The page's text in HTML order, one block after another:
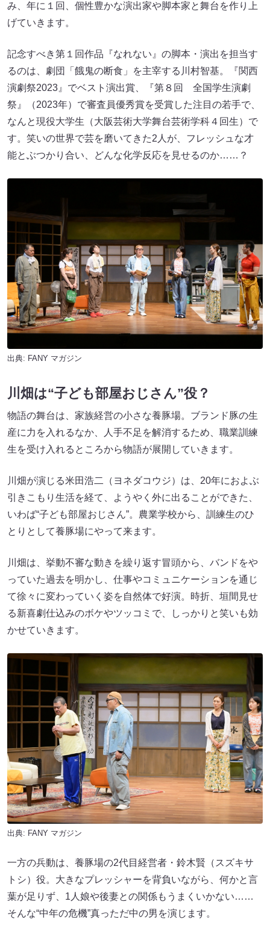
み、年に１回、個性豊かな演出家や脚本家と舞台を作り上
げていきます。
記念すべき第１回作品『なれない』の脚本・演出を担当す
るのは、劇団「餓鬼の断食」を主宰する川村智基。『関西
演劇祭2023』でベスト演出賞、『第８回 全国学生演劇
祭』（2023年）で審査員優秀賞を受賞した注目の若手で、
なんと現役大学生（大阪芸術大学舞台芸術学科４回生）で
す。笑いの世界で芸を磨いてきた2人が、フレッシュな才
能とぶつかり合い、どんな化学反応を見せるのか……？
出典: FANY マガジン
川畑は“子ども部屋おじさん”役？
物語の舞台は、家族経営の小さな養豚場。ブランド豚の生
産に力を入れるなか、人手不足を解消するため、職業訓練
生を受け入れるところから物語が展開していきます。
川畑が演じる米田浩二（ヨネダコウジ）は、20年におよぶ
引きこもり生活を経て、ようやく外に出ることができた、
いわば“子ども部屋おじさん”。農業学校から、訓練生のひ
とりとして養豚場にやって来ます。
川畑は、挙動不審な動きを繰り返す冒頭から、バンドをや
っていた過去を明かし、仕事やコミュニケーションを通じ
て徐々に変わっていく姿を自然体で好演。時折、垣間見せ
る新喜劇仕込みのボケやツッコミで、しっかりと笑いも効
かせていきます。
出典: FANY マガジン
一方の兵動は、養豚場の2代目経営者・鈴木賢（スズキサ
トシ）役。大きなプレッシャーを背負いながら、何かと言
葉が足りず、1人娘や後妻との関係もうまくいかない……
そんな“中年の危機”真っただ中の男を演じます。